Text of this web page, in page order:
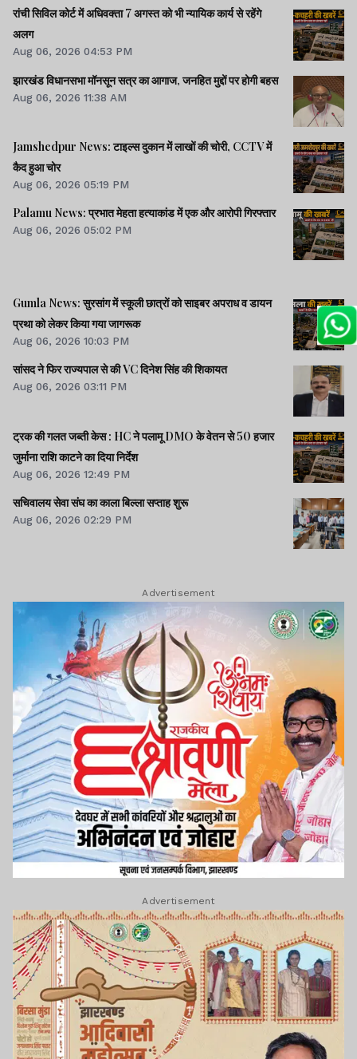
रांची सिविल कोर्ट में अधिवक्ता 7 अगस्त को भी न्यायिक कार्य से रहेंगे
अलग
Aug 06, 2026 04:53 PM
झारखंड विधानसभा मॉनसून सत्र का आगाज, जनहित मुद्दों पर होगी बहस
Aug 06, 2026 11:38 AM
Jamshedpur News: टाइल्स दुकान में लाखों की चोरी, CCTV में
कैद हुआ चोर
Aug 06, 2026 05:19 PM
Palamu News: प्रभात मेहता हत्याकांड में एक और आरोपी गिरफ्तार
Aug 06, 2026 05:02 PM
Gumla News: सुरसांग में स्कूली छात्रों को साइबर अपराध व डायन
प्रथा को लेकर किया गया जागरूक
Aug 06, 2026 10:03 PM
सांसद ने फिर राज्यपाल से की VC दिनेश सिंह की शिकायत
Aug 06, 2026 03:11 PM
ट्रक की गलत जब्ती केस : HC ने पलामू DMO के वेतन से 50 हजार
जुर्माना राशि काटने का दिया निर्देश
Aug 06, 2026 12:49 PM
सचिवालय सेवा संघ का काला बिल्ला सप्ताह शुरू
Aug 06, 2026 02:29 PM
Advertisement
Advertisement